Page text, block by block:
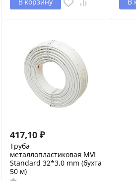
417,10 ₽
Труба
металлопластиковая MVI
Standard 32*3,0 mm (бухта
50 м)